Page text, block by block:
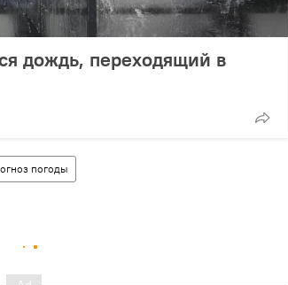
дождь, переходящий в
погоды